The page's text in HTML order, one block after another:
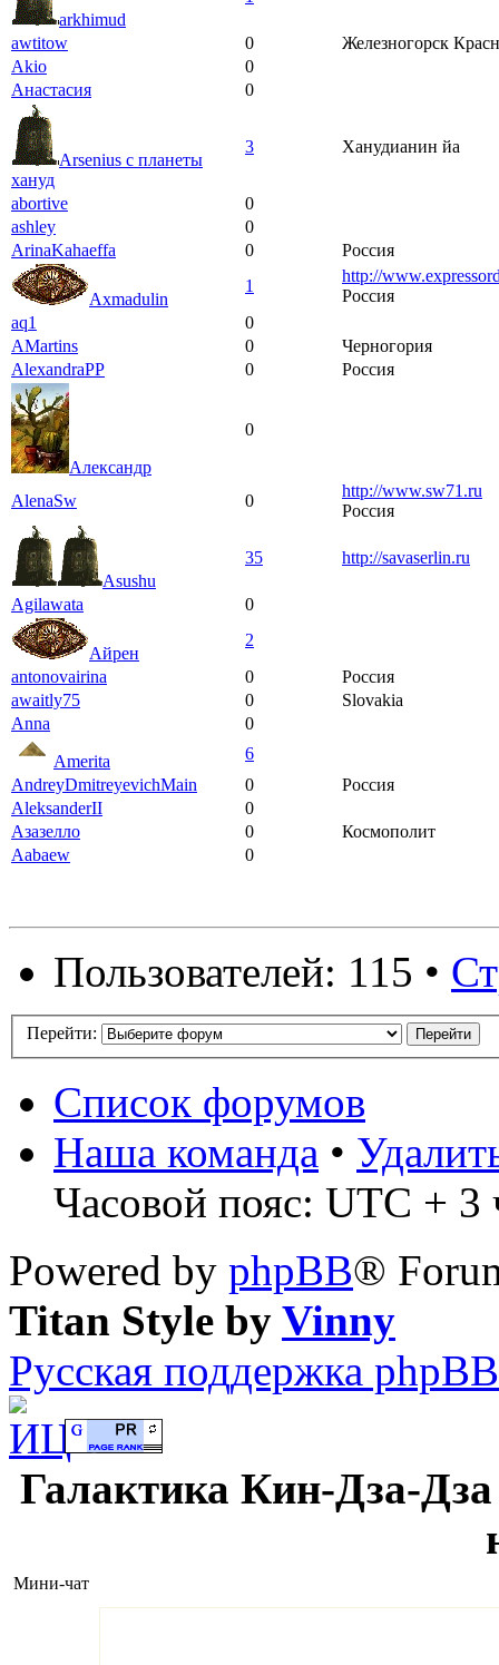
arkhimud
awtitow 0
Железногорск
Akio
0
Анастасия
0
Arsenius с планеты
хануд
3 Ханудианин йа
abortive
0
ashley
0
ArinaKahaeffa
0 Россия
Axmadulin
1
http://
Россия
aq1
0
AMartins
0
Черногория
AlexandraPP
0 Россия
Александр
0
AlenaSw 0
http://www.sw71.ru
Россия
Asushu
35 http://savaserlin.ru
Agilawata 0
Айрен
2
antonovairina
0
Россия
awaitly75
0
Slovakia
Anna
0
Amerita
6
AndreyDmitreyevichMain
0
Россия
AleksanderII
0
Азазелло
0
Космополит
Aabaew
0
Пользователей: 115 •
Перейти:
Список форумов
Наша команда •
Часовой пояс: UTC + 3
Powered by phpBB®
Titan Style by Vinny
Русская поддержка phpBB
Галактика Кин-Дза-Дза
Мини-чат